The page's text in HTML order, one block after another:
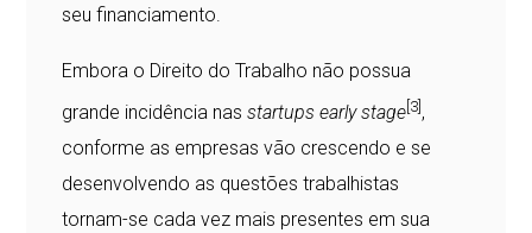
seu financiamento.
Embora o Direito do Trabalho não possua
grande incidência nasstartups early stage[3] ,
conforme as empresas vão crescendo e se
desenvolvendo as questões trabalhistas
tornam-se cada vez mais presentes em sua